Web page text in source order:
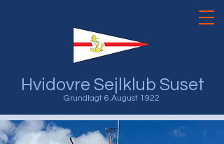
Hvidovre Sejlklub Suset
Grundlagt 6.August 1922